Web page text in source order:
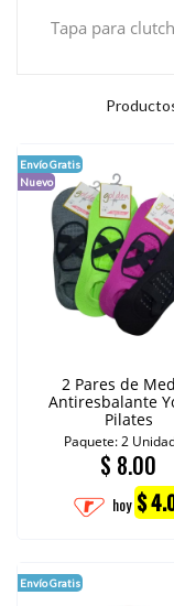
Tapa para
Envío Gratis
Nuevo
2 Pares de
Antiresbalante
Pilates
Paquete: 2
$ 8.00
hoy $
Envío Gratis